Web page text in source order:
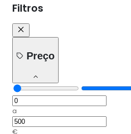
Filtros
Preço
a
€